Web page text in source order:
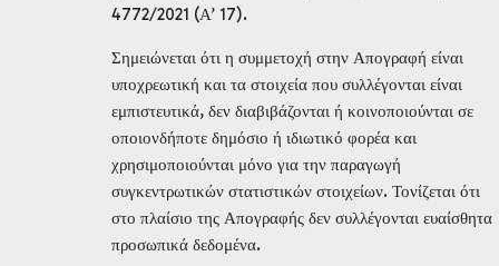
4772/2021 (Α’ 17).
Σημειώνεται ότι η συμμετοχή στην Απογραφή είναι
υποχρεωτική και τα στοιχεία που συλλέγονται είναι
εμπιστευτικά, δεν διαβιβάζονται ή κοινοποιούνται σε
οποιονδήποτε δημόσιο ή ιδιωτικό φορέα και
χρησιμοποιούνται μόνο για την παραγωγή
συγκεντρωτικών στατιστικών στοιχείων. Τονίζεται ότι
στο πλαίσιο της Απογραφής δεν συλλέγονται ευαίσθητα
προσωπικά δεδομένα.